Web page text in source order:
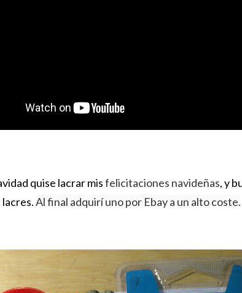
quise lacrar misfelicitaciones navideñas, y
lacres.Al final adquirí uno por Ebay a un alto coste.